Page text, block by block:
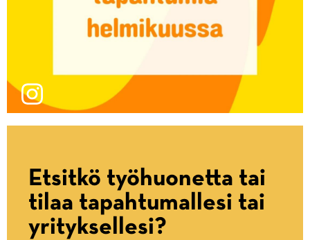
Etsitkö työhuonetta tai
tilaa tapahtumallesi tai
yrityksellesi?